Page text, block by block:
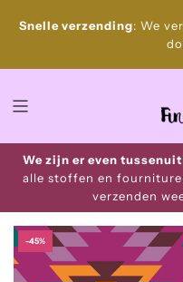
p
o
e
Snelle verzending: We
We zijn er even
alle stoffen en
verzenden
-45%